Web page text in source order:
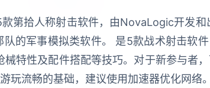
第拾人称射击软件，由NovaLogic开发和
的军事模拟类软件。 是5款战术射击软
特性及配件搭配等技巧。对于新参与者
玩流畅的基础，建议使用加速器优化网络。